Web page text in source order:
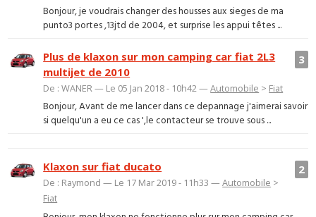
Bonjour, je voudrais changer des housses aux sieges de ma
punto3 portes ,13jtd de 2004, et surprise les appui têtes ...
3
Plus de klaxon sur mon camping car fiat 2L3
multijet de 2010
De : WANER — Le 05 Jan 2018 - 10h42 —Automobile > Fiat
Bonjour, Avant de me lancer dans ce depannage j'aimerai savoir
si quelqu'un a eu ce cas ',le contacteur se trouve sous ...
2
Klaxon sur fiat ducato
De : Raymond — Le 17 Mar 2019 - 11h33 —Automobile >
Fiat